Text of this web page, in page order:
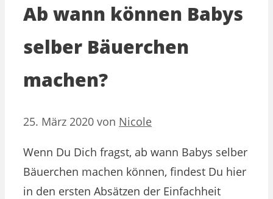
Ab wann können Babys
selber Bäuerchen
machen?
25. März 2020 von Nicole
Wenn Du Dich fragst, ab wann Babys selber
Bäuerchen machen können, findest Du hier
in den ersten Absätzen der Einfachheit